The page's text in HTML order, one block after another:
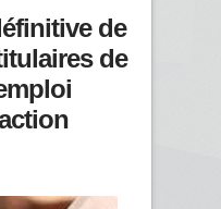
de
de